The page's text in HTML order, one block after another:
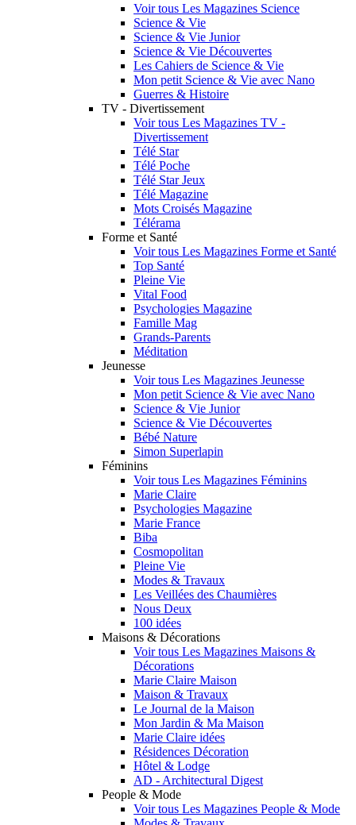
Voir tous Les Magazines Science
Science & Vie
Science & Vie Junior
Science & Vie Découvertes
Les Cahiers de Science & Vie
Mon petit Science & Vie avec Nano
Guerres & Histoire
TV - Divertissement
Voir tous Les Magazines TV -
Divertissement
Télé Star
Télé Poche
Télé Star Jeux
Télé Magazine
Mots Croisés Magazine
Télérama
Forme et Santé
Voir tous Les Magazines Forme et Santé
Top Santé
Pleine Vie
Vital Food
Psychologies Magazine
Famille Mag
Grands-Parents
Méditation
Jeunesse
Voir tous Les Magazines Jeunesse
Mon petit Science & Vie avec Nano
Science & Vie Junior
Science & Vie Découvertes
Bébé Nature
Simon Superlapin
Féminins
Voir tous Les Magazines Féminins
Marie Claire
Psychologies Magazine
Marie France
Biba
Cosmopolitan
Pleine Vie
Modes & Travaux
Les Veillées des Chaumières
Nous Deux
100 idées
Maisons & Décorations
Voir tous Les Magazines Maisons &
Décorations
Marie Claire Maison
Maison & Travaux
Le Journal de la Maison
Mon Jardin & Ma Maison
Marie Claire idées
Résidences Décoration
Hôtel & Lodge
AD - Architectural Digest
People & Mode
Voir tous Les Magazines People & Mode